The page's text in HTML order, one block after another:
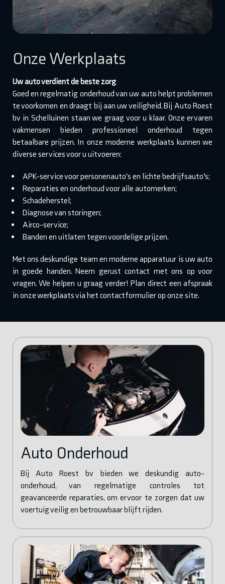
Onze Werkplaats
Uw auto verdient de beste zorg
Goed en regelmatig onderhoud van uw auto helpt problemen
te voorkomen en draagt bij aan uw veiligheid. Bij Auto Roest
bv in Schelluinen staan we graag voor u klaar. Onze ervaren
vakmensen bieden professioneel onderhoud tegen
betaalbare prijzen. In onze moderne werkplaats kunnen we
diverse services voor u uitvoeren:
APK-service voor personenauto's en lichte bedrijfsauto’s;
Reparaties en onderhoud voor alle automerken;
Schadeherstel;
Diagnose van storingen;
Airco-service;
Banden en uitlaten tegen voordelige prijzen.
Met ons deskundige team en moderne apparatuur is uw auto
in goede handen. Neem gerust contact met ons op voor
vragen. We helpen u graag verder! Plan direct een afspraak
in onze werkplaats via het contactformulier op onze site.
Auto Onderhoud
Bij Auto Roest bv bieden we deskundig auto-
onderhoud, van regelmatige controles tot
geavanceerde reparaties, om ervoor te zorgen dat uw
voertuig veilig en betrouwbaar blijft rijden.